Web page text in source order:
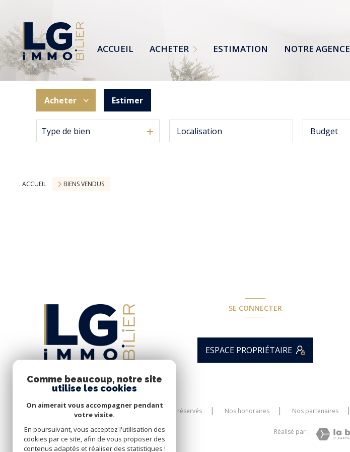
ACCUEIL ACHETER
TERRAINS
APPARTEMENTS
ESTIMATION NOTRE AGENCE
Acheter
De l'ancien
Estimer
Type de bien Budget
ACCUEIL BIENS VENDUS
SE CONNECTER
ESPACE PROPRIÉTAIRE
© 2026 | Tous droits réservés Nos honoraires Nos partenaires
Réalisé par :
Comme beaucoup, notre site
utilise les cookies
On aimerait vous accompagner pendant
votre visite.
En poursuivant, vous acceptez l'utilisation des
cookies par ce site, afin de vous proposer des
contenus adaptés et réaliser des statistiques !